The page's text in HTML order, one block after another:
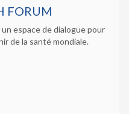
FORUM
espace de dialogue pour
de la santé mondiale.